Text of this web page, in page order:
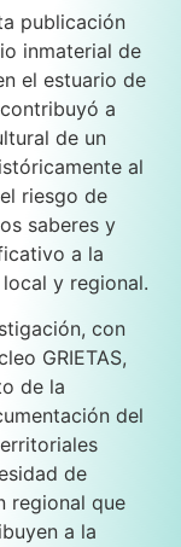
publicación
inmaterial de
el estuario de
a
de un
al
riesgo de
saberes y
a la
y regional.
con
GRIETAS,
de la
del
de
regional que
a la